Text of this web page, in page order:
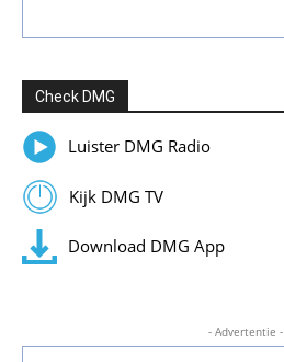
Check DMG
Luister DMG Radio
Kijk DMG TV
Download DMG App
- Advertentie -